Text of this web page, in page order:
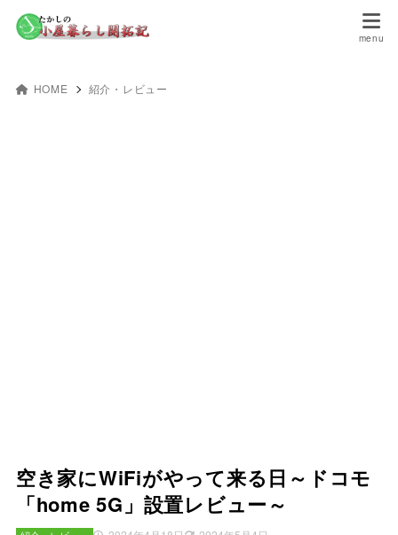
HOME 紹介・レビュー
空き家にWiFiがやって来る日～ドコモ
「home 5G」設置レビュー～